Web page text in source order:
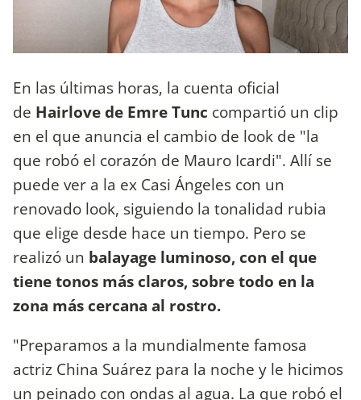
En las últimas horas, la cuenta oficial
de Hairlove de Emre Tunc compartió un clip
en el que anuncia el cambio de look de "la
que robó el corazón de Mauro Icardi". Allí se
puede ver a la ex Casi Ángeles con un
renovado look, siguiendo la tonalidad rubia
que elige desde hace un tiempo. Pero se
realizó un balayage luminoso, con el que
tiene tonos más claros, sobre todo en la
zona más cercana al rostro.
"Preparamos a la mundialmente famosa
actriz China Suárez para la noche y le hicimos
un peinado con ondas al agua. La que robó el